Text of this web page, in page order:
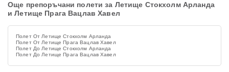
Още препоръчани полети за Летище Стокхолм Арланда
и Летище Прага Вацлав Хавел
Полет От Летище Стокхолм Арланда
Полет От Летище Прага Вацлав Хавел
Полет До Летище Стокхолм Арланда
Полет До Летище Прага Вацлав Хавел